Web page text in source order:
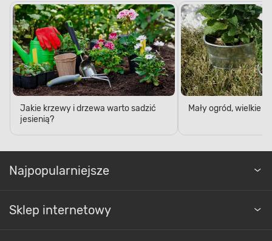
Jakie krzewy i drzewa warto sadzić
jesienią?
Mały ogród, wielkie
Najpopularniejsze
Sklep internetowy